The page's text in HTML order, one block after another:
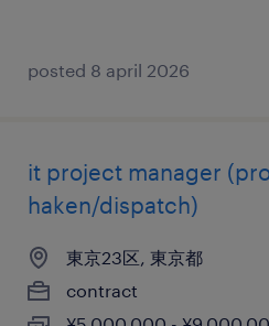
posted 8 april 2026
it project manager
haken/dispatch)
東京23区, 東京都
contract